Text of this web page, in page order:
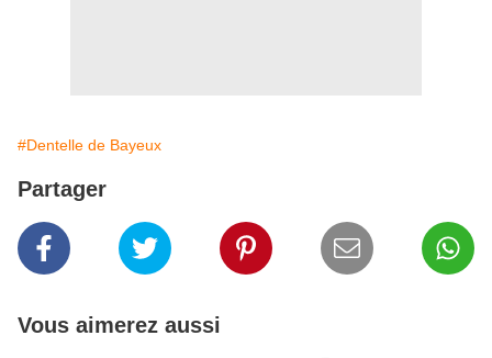
#Dentelle de Bayeux
Partager
Vous aimerez aussi